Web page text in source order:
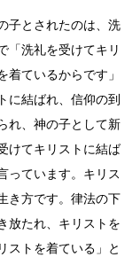
子とされたのは、洗
「洗礼を受けてキリ
ているからです」
に結ばれ、信仰の到
れ、神の子として新
けてキリストに結ば
っています。キリス
き方です。律法の下
放たれ、キリストを
ストを着ている」と